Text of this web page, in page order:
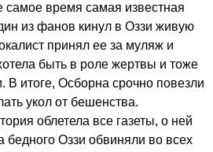
самое время самая известная
из фанов кинул в Оззи живую
принял ее за муляж и
быть в роле жертвы и тоже
В итоге, Осборна срочно повезли
укол от бешенства.
облетела все газеты, о ней
Оззи обвиняли во всех